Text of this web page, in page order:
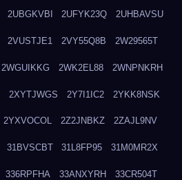
2UBGKVBI 2UFYK23Q 2UHBAVSU
2VUSTJE1 2VY55Q8B 2W29565T
2WGUIKKG 2WK2EL88 2WNPNKRH
2XYTJWGS 2Y7I1IC2 2YKK8NSK
2YXVOCOL 2Z2JNBKZ 2ZAJL9NV
31BVSCBT 31L8FP95 31M0MR2X
336RPFHA 33ANXYRH 33CR504T